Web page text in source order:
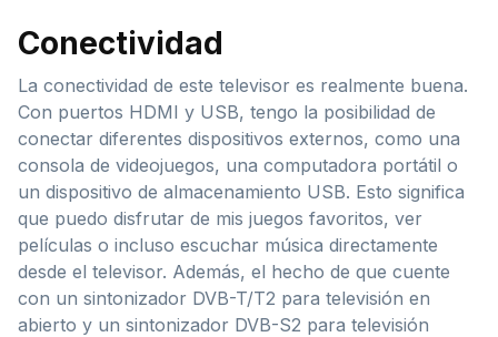
Conectividad
La conectividad de este televisor es realmente buena.
Con puertos HDMI y USB, tengo la posibilidad de
conectar diferentes dispositivos externos, como una
consola de videojuegos, una computadora portátil o
un dispositivo de almacenamiento USB. Esto significa
que puedo disfrutar de mis juegos favoritos, ver
películas o incluso escuchar música directamente
desde el televisor. Además, el hecho de que cuente
con un sintonizador DVB-T/T2 para televisión en
abierto y un sintonizador DVB-S2 para televisión